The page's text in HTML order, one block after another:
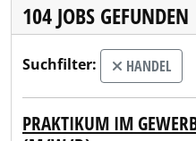
104 JOBS GEFUNDEN
Suchfilter: HANDEL
PRAKTIKUM IM